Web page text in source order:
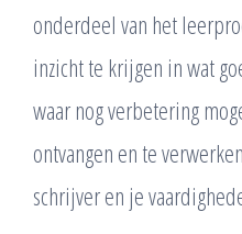
onderdeel van het
inzicht te krijgen in wat
waar nog verbetering
ontvangen en te
schrijver en je